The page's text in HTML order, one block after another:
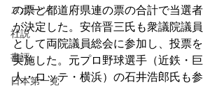
スポーツ
社説
書評
日本第一党
の票と都道府県連の票の合計で当選者
が決定した。安倍晋三氏も衆議院議員
として両院議員総会に参加し、投票を
実施した。元プロ野球選手（近鉄・巨
人・ロッテ・横浜）の石井浩郎氏も参